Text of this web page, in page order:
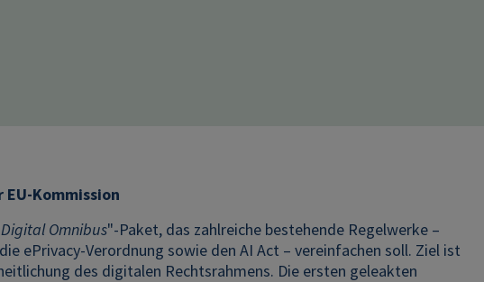
Kommission
Digital Omnibus"-Paket, das zahlreiche bestehende Regelwerke –
ePrivacy-Verordnung sowie den AI Act – vereinfachen soll. Ziel ist
des digitalen Rechtsrahmens. Die ersten geleakten